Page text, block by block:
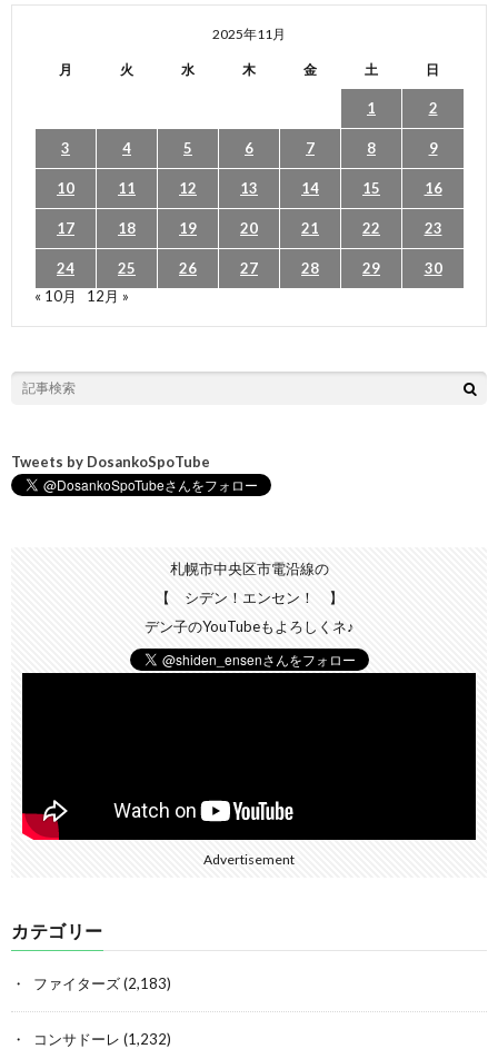
2025年11月
月 火 水 木 金 土 日
1 2
3 4 5 6 7 8 9
10 11 12 13 14 15 16
17 18 19 20 21 22 23
24 25 26 27 28 29
30
« 10月
12月 »
Tweets by DosankoSpoTube
札幌市中央区市電沿線の
【 シデン！エンセン！ 】
デン子のYouTubeもよろしくネ♪
Advertisement
カテゴリー
ファイターズ(2,183)
コンサドーレ (1,232)